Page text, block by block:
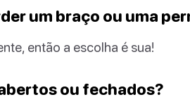
um braço ou uma
então a escolha é sua!
ou fechados?